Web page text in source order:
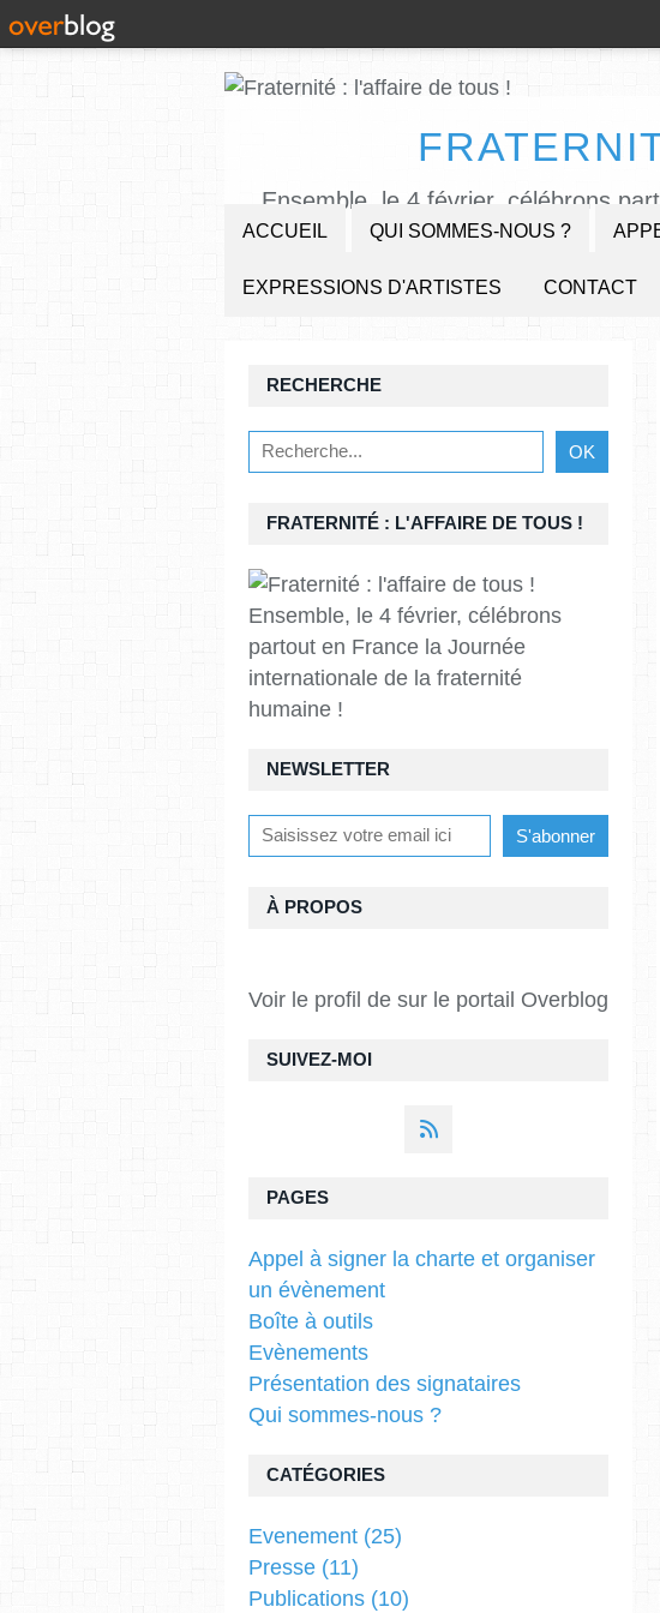
Ensemble, le 4 février, célébrons
ACCUEIL QUI SOMMES-NOUS ?
EXPRESSIONS D'ARTISTES CONTACT
NEWSLETTER
SUIVEZ-MOI
RECHERCHE
FRATERNITÉ : L'AFFAIRE DE TOUS !
Ensemble, le 4 février, célébrons
partout en France la Journée
internationale de la fraternité
humaine !
À PROPOS
Voir le profil de sur le portail Overblog
PAGES
Appel à signer la charte et organiser
un évènement
Boîte à outils
Evènements
Présentation des signataires
Qui sommes-nous ?
CATÉGORIES
Evenement (25)
Presse (11)
Publications (10)